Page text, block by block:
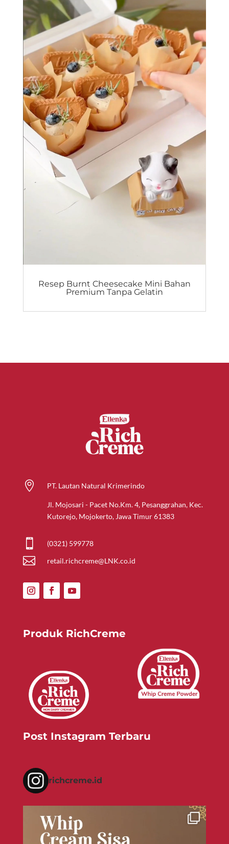
Resep Burnt Cheesecake Mini Bahan
Premium Tanpa Gelatin
 PT. Lautan Natural Krimerindo
Jl. Mojosari - Pacet No.Km. 4, Pesanggrahan, Kec.
Kutorejo, Mojokerto, Jawa Timur 61383
 (0321) 599778
 retail.richcreme@LNK.co.id
Produk RichCreme
Post Instagram Terbaru
richcreme.id